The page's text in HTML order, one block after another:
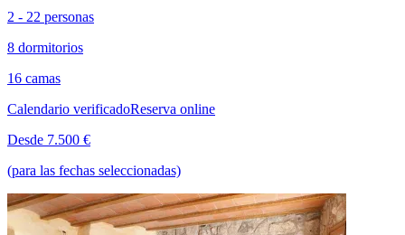
2 - 22 personas
8 dormitorios
16 camas
Calendario verificadoReserva online
Desde 7.500 €
(para las fechas seleccionadas)